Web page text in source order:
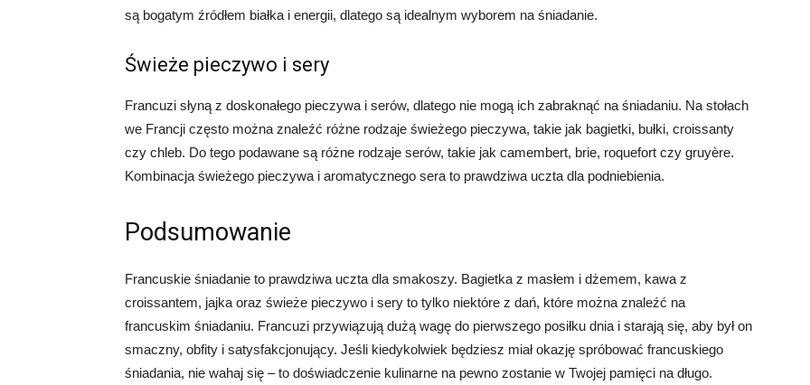
są bogatym źródłem białka i energii, dlatego są idealnym wyborem na śniadanie.
Świeże pieczywo i sery
Francuzi słyną z doskonałego pieczywa i serów, dlatego nie mogą ich zabraknąć na śniadaniu. Na stołach
we Francji często można znaleźć różne rodzaje świeżego pieczywa, takie jak bagietki, bułki, croissanty
czy chleb. Do tego podawane są różne rodzaje serów, takie jak camembert, brie, roquefort czy gruyère.
Kombinacja świeżego pieczywa i aromatycznego sera to prawdziwa uczta dla podniebienia.
Podsumowanie
Francuskie śniadanie to prawdziwa uczta dla smakoszy. Bagietka z masłem i dżemem, kawa z
croissantem, jajka oraz świeże pieczywo i sery to tylko niektóre z dań, które można znaleźć na
francuskim śniadaniu. Francuzi przywiązują dużą wagę do pierwszego posiłku dnia i starają się, aby był on
smaczny, obfity i satysfakcjonujący. Jeśli kiedykolwiek będziesz miał okazję spróbować francuskiego
śniadania, nie wahaj się – to doświadczenie kulinarne na pewno zostanie w Twojej pamięci na długo.